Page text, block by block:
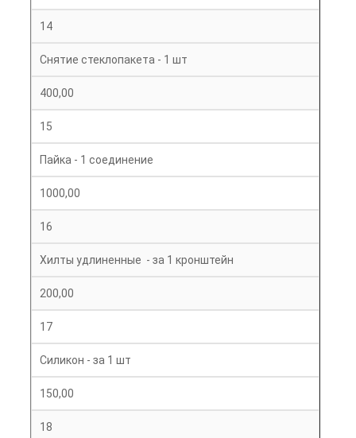
14
Снятие стеклопакета - 1 шт
400,00
15
Пайка - 1 соединение
1000,00
16
Хилты удлиненные - за 1 кронштейн
200,00
17
Силикон - за 1 шт
150,00
18